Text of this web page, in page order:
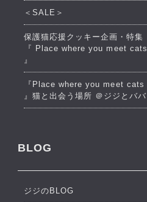
＜SALE＞
保護猫応援クッキー企画・特集
『 Place where you meet cats
』
『Place where you meet cats
』猫と出会う場所 ＠ジジとババ
BLOG
ジジのBLOG